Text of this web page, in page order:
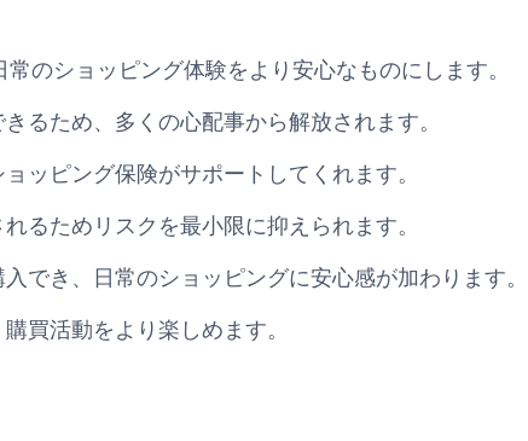
のショッピング体験をより安心なものにします。
るため、多くの心配事から解放されます。
ッピング保険がサポートしてくれます。
るためリスクを最小限に抑えられます。
でき、日常のショッピングに安心感が加わります。
買活動をより楽しめます。